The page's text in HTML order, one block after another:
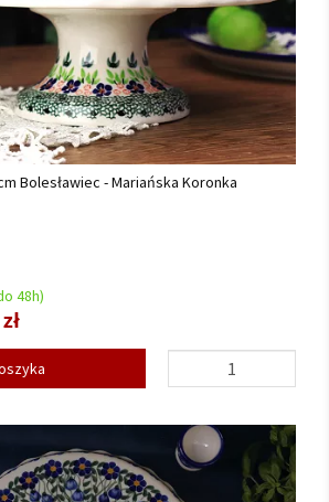
Bolesławiec - Mariańska Koronka
48h)